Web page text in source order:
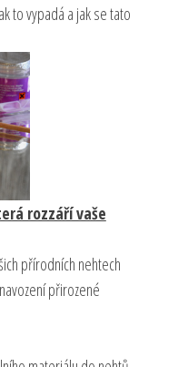
to vypadá a jak se tato
rozzáří vaše
přírodních nehtech
přirozené